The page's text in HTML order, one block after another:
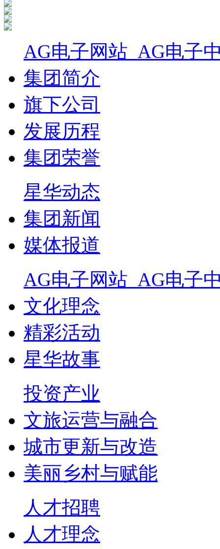
AG电子网站_AG电子
集团简介
旗下公司
发展历程
集团荣誉
星华动态
集团新闻
媒体报道
AG电子网站_AG电子
文化理念
精彩活动
星华故事
投资产业
文旅运营与融合
城市更新与改造
美丽乡村与赋能
人才招聘
人才理念